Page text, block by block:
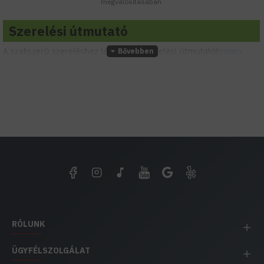
Szerelési útmutató
A szakszerű szereléshez töltsd le a szerelési útmutatót
RÓLUNK
ÜGYFÉLSZOLGÁLAT